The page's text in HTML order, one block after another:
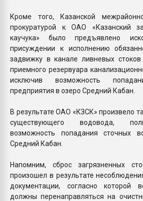
Кроме того, Казанской
прокуратурой к ОАО «Казанский
каучука» было предъявлено
присуждении к исполнению
задвижку в канале ливневых
приемного резервуара
исключив возможность
предприятия в озеро Средний Кабан.
В результате ОАО «КЗСК» произвело
существующего водовода,
возможность попадания сточных
Средний Кабан.
Напомним, сброс загрязненных
произошел в результате
документации, согласно которой
должны перенаправляться на